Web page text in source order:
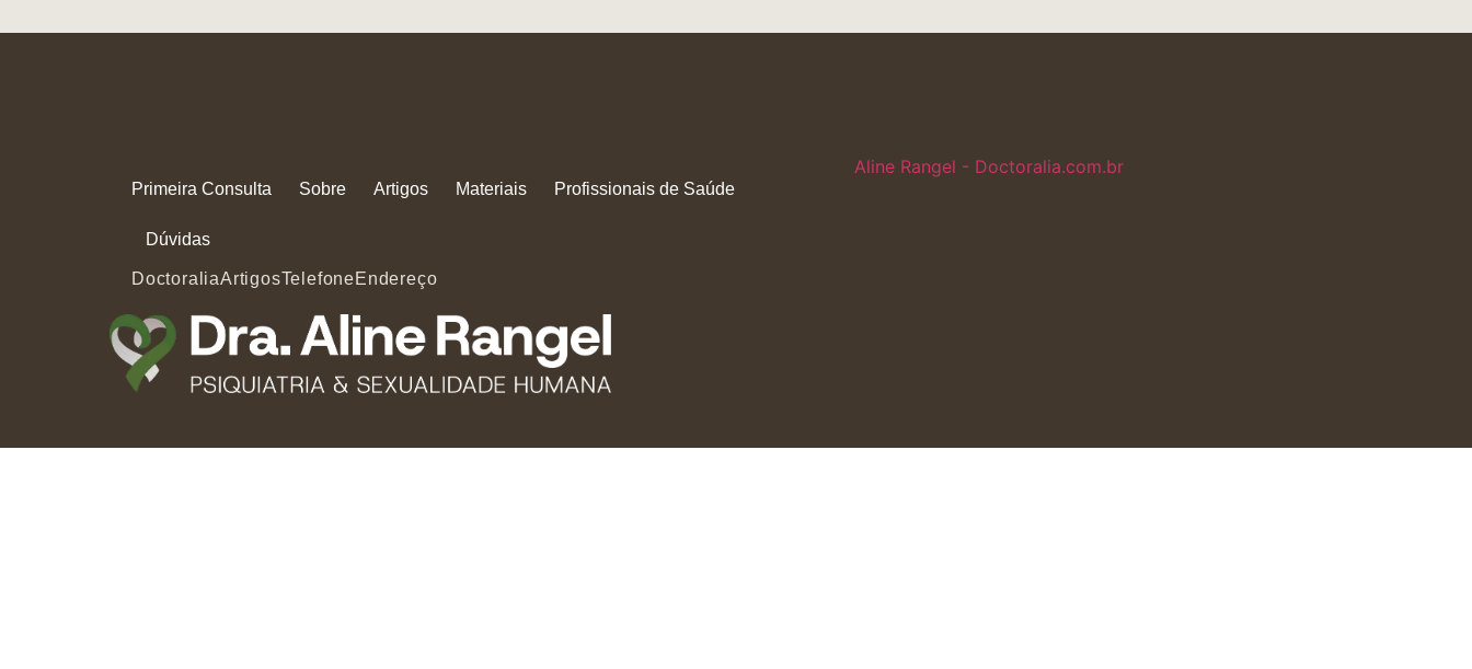
Primeira Consulta Sobre Artigos Materiais Profissionais de Saúde
Dúvidas
DoctoraliaArtigosTelefoneEndereço
Aline Rangel - Doctoralia.com.br